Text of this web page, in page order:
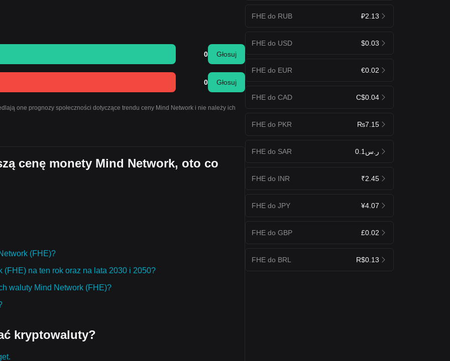
0 Głosuj
0 Głosuj
one prognozy społeczności dotyczące trendu ceny Mind Network i nie należy ich
cenę monety Mind Network, oto co
(FHE)?
na ten rok oraz na lata 2030 i 2050?
waluty Mind Network (FHE)?
kryptowaluty?
FHE do RUB ₽2.13
FHE do USD $0.03
FHE do EUR €0.02
FHE do CAD C$0.04
FHE do PKR ₨7.15
FHE do SAR ر.س0.1
FHE do INR ₹2.45
FHE do JPY ¥4.07
FHE do GBP £0.02
FHE do BRL R$0.13